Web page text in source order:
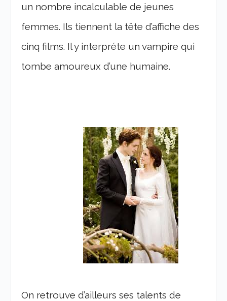
un nombre incalculable de jeunes
femmes. Ils tiennent la tête d’affiche des
cinq films. Il y interpréte un vampire qui
tombe amoureux d’une humaine.
On retrouve d’ailleurs ses talents de